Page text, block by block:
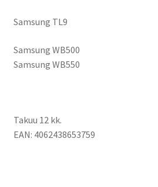
Samsung TL9
Samsung WB500
Samsung WB550
Takuu 12 kk.
EAN: 4062438653759